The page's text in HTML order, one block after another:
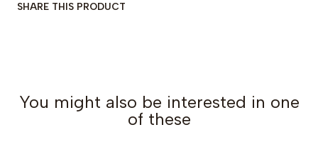
SHARE THIS PRODUCT
You might also be interested in one
of these